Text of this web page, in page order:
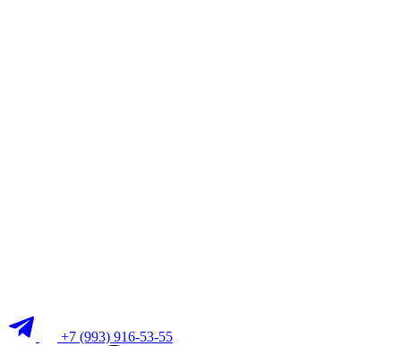
+7 (993) 916-53-55